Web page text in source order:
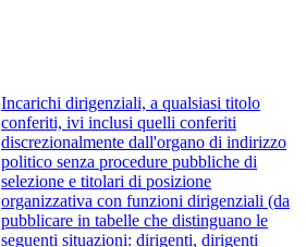
Incarichi dirigenziali, a qualsiasi titolo
conferiti, ivi inclusi quelli conferiti
discrezionalmente dall'organo di indirizzo
politico senza procedure pubbliche di
selezione e titolari di posizione
organizzativa con funzioni dirigenziali (da
pubblicare in tabelle che distinguano le
seguenti situazioni: dirigenti, dirigenti